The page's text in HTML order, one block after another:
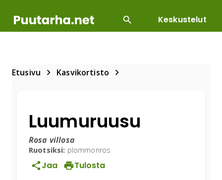
Keskustelut
Etusivu Kasvikortisto
Luumuruusu
Rosa villosa
Ruotsiksi: plommonros
Jaa Tulosta